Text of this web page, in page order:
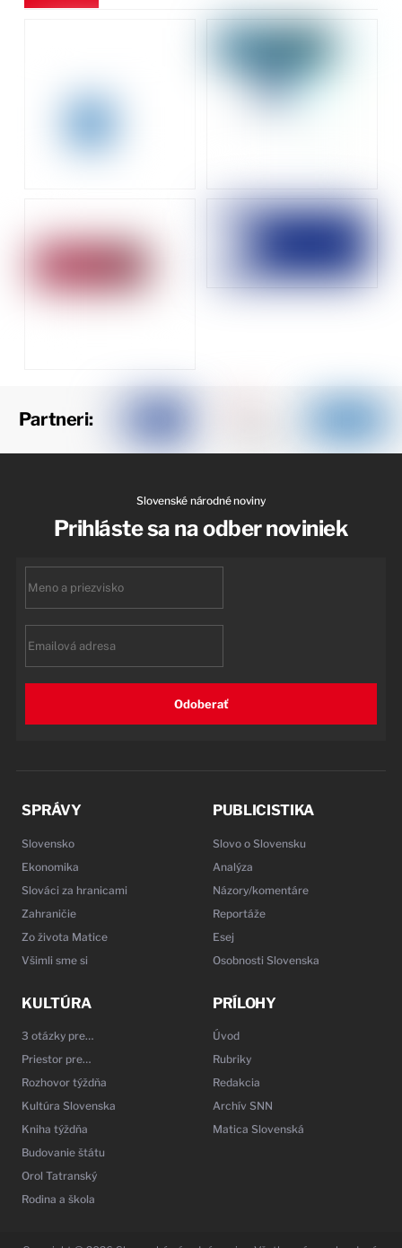
Partneri:
Slovenské národné noviny
Prihláste sa na odber noviniek
Odoberať
SPRÁVY
Slovensko
Ekonomika
Slováci za hranicami
Zahraničie
Zo života Matice
Všimli sme si
PUBLICISTIKA
Slovo o Slovensku
Analýza
Názory/komentáre
Reportáže
Esej
Osobnosti Slovenska
KULTÚRA
3 otázky pre…
Priestor pre…
Rozhovor týždňa
Kultúra Slovenska
Kniha týždňa
Budovanie štátu
Orol Tatranský
Rodina a škola
PRÍLOHY
Úvod
Rubriky
Redakcia
Archív SNN
Matica Slovenská